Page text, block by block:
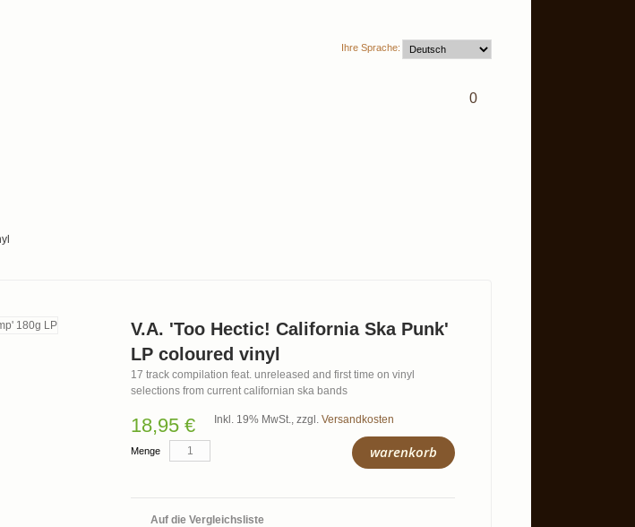
Ihre Sprache:
0
V.A. 'Too Hectic! California Ska Punk'
LP coloured vinyl
17 track compilation feat. unreleased and first time on vinyl
selections from current californian ska bands
18,95 € Inkl. 19% MwSt., zzgl. Versandkosten
Menge warenkorb
Auf die Vergleichsliste